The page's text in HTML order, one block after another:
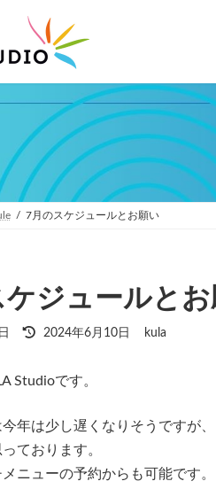
7月のスケジュールとお願い
ジュールとお
最
新
:
2024年6月10日 kula
Studioです。
年は少し遅くなりそうですが
ております。
ニューの予約からも可能です。